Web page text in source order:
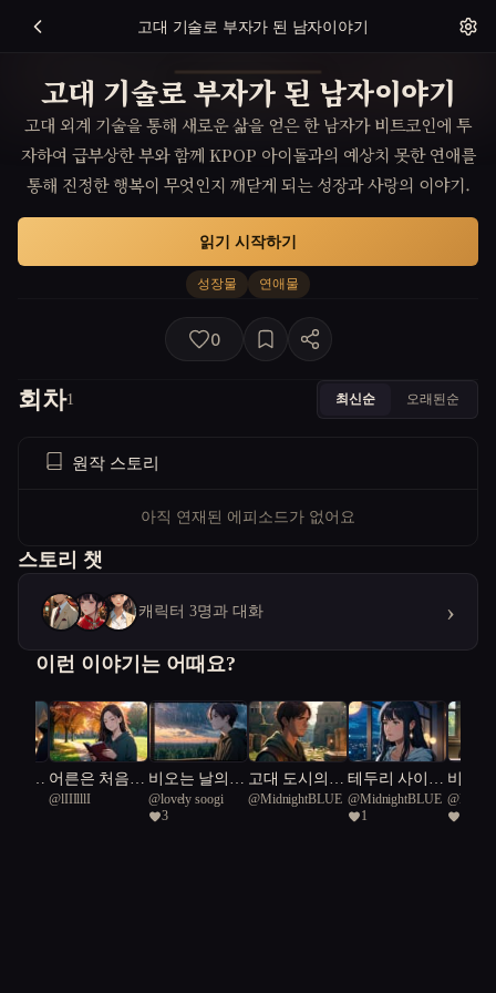
고대 기술로 부자가 된 남자이야기
고대 기술로 부자가 된 남자이야기
고대 외계 기술을 통해 새로운 삶을 얻은 한 남자가 비트코인에 투
자하여 급부상한 부와 함께 KPOP 아이돌과의 예상치 못한 연애를
통해 진정한 행복이 무엇인지 깨닫게 되는 성장과 사랑의 이야기.
성장물 연애물
읽기 시작하기
0
회차1 최신순 오래된순
원작 스토리
아직 연재된 에피소드가 없어요
스토리 챗
캐릭터 3명과 대화 ›
이런 이야기는 어때요?
세상 어른은 처음이
라
@lIIIlllI
비오는 날의
라일락
@lovely soogi
3
고대 도시의
열쇠를 찾아서
@MidnightBLUE
테두리 사이의
용서
@MidnightBLUE
1
비밀
@